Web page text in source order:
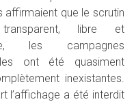
affirmaient que le scrutin
libre et
les campagnes
ont été quasiment
inexistantes.
l’affichage a été interdit